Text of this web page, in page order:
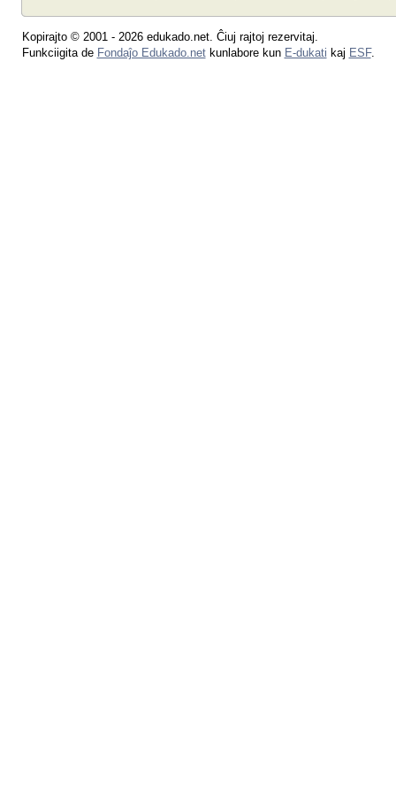
Kopirajto © 2001 - 2026 edukado.net. Ĉiuj rajtoj rezervitaj.
Funkciigita de Fondaĵo Edukado.netkunlabore kun E-dukati kaj ESF.